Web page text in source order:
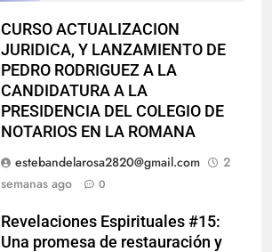
CURSO ACTUALIZACION
JURIDICA, Y LANZAMIENTO DE
PEDRO RODRIGUEZ A LA
CANDIDATURA A LA
PRESIDENCIA DEL COLEGIO DE
NOTARIOS EN LA ROMANA
estebandelarosa2820@gmail.com
2
semanas ago
0
Revelaciones Espirituales #15:
Una promesa de restauración y